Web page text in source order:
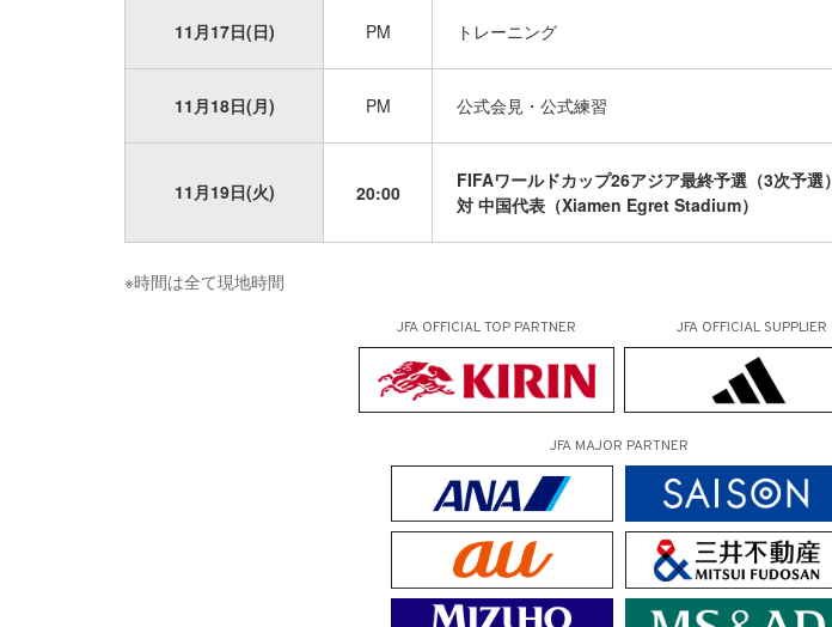
11月17日(日) PM トレーニング
11月18日(月) PM 公式会見・公式練習
11月19日(火) 20:00
FIFAワールドカップ26アジア最終予選（3次予選）
対 中国代表（Xiamen Egret Stadium）
※時間は全て現地時間
JFA OFFICIALTOP PARTNER JFA OFFICIAL SUPPLIER
JFA MAJOR PARTNER